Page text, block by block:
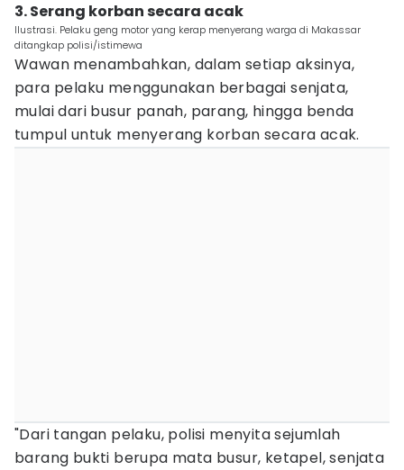
3. Serang korban secara acak
Ilustrasi. Pelaku geng motor yang kerap menyerang warga di Makassar
ditangkap polisi/istimewa
Wawan menambahkan, dalam setiap aksinya,
para pelaku menggunakan berbagai senjata,
mulai dari busur panah, parang, hingga benda
tumpul untuk menyerang korban secara acak.
"Dari tangan pelaku, polisi menyita sejumlah
barang bukti berupa mata busur, ketapel, senjata